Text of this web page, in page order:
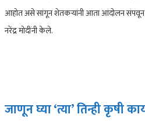
आहोत असे सांगून शेतकऱ्यांनी आता आंदोलन संपवून
नरेंद्र मोदींनी केले.
जाणून घ्या ‘त्या’ तिन्ही कृषी